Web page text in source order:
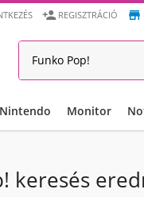

 REGISZTRÁCIÓ
Nintendo Monitor
keresés